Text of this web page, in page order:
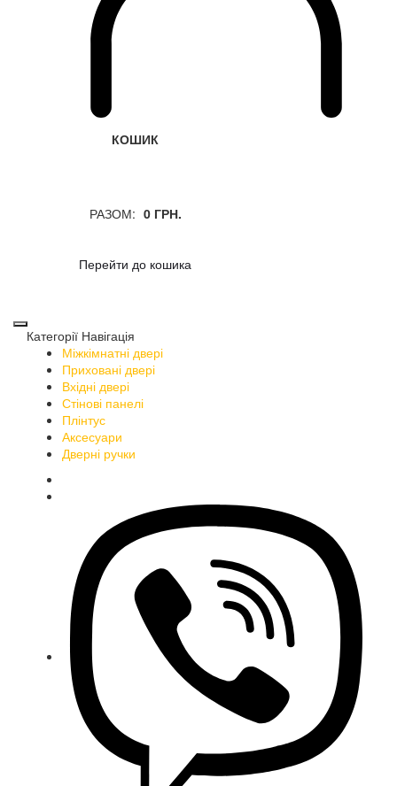
КОШИК
РАЗОМ: 0 ГРН.
Перейти до кошика
Категорії Навігація
Міжкімнатні двері
Приховані двері
Вхідні двері
Стінові панелі
Плінтус
Аксесуари
Дверні ручки